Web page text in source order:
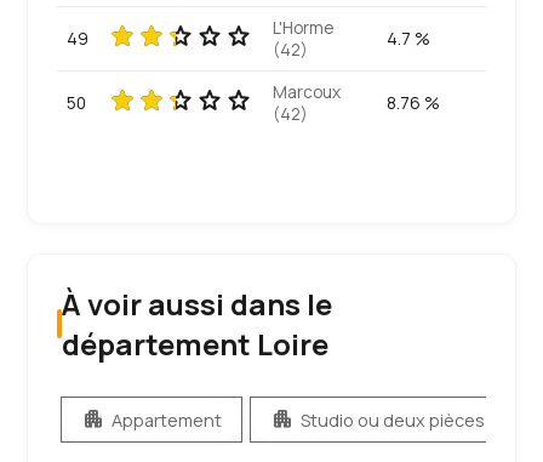
49
L'Horme
(42)
4.7 %
50
Marcoux
(42)
8.76 %
À voir aussi dans le
département Loire
apartment Appartement apartment Studio ou deux pièces